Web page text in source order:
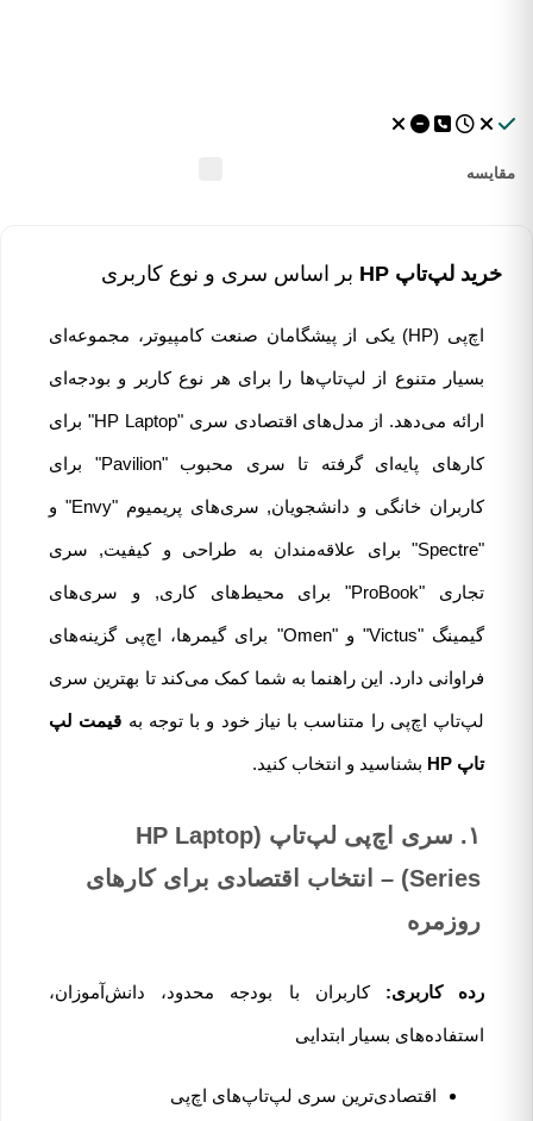
مقایسه
خرید لپ‌تاپ‌ HP بر اساس سری و نوع کاربری
اچ‌پی (HP) یکی از پیشگامان صنعت کامپیوتر، مجموعه‌ای
بسیار متنوع از لپ‌تاپ‌ها را برای هر نوع کاربر و بودجه‌ای
ارائه می‌دهد. از مدل‌های اقتصادی سری "HP Laptop" برای
کارهای پایه‌ای گرفته تا سری محبوب "Pavilion" برای
کاربران خانگی و دانشجویان, سری‌های پریمیوم "Envy" و
"Spectre" برای علاقه‌مندان به طراحی و کیفیت, سری
تجاری "ProBook" برای محیط‌های کاری, و سری‌های
گیمینگ "Victus" و "Omen" برای گیمرها، اچ‌پی گزینه‌های
فراوانی دارد. این راهنما به شما کمک می‌کند تا بهترین سری
لپ‌تاپ اچ‌پی را متناسب با نیاز خود و با توجه بهقیمت لپ
تاپ HP بشناسید و انتخاب کنید.
۱. سری اچ‌پی لپ‌تاپ (HP Laptop
Series) – انتخاب اقتصادی برای کارهای
روزمره
رده کاربری:کاربران با بودجه محدود، دانش‌آموزان،
استفاده‌های بسیار ابتدایی
اقتصادی‌ترین سری لپ‌تاپ‌های اچ‌پی